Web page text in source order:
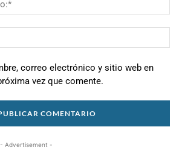
correo electrónico y sitio web en
vez que comente.
- Advertisement -